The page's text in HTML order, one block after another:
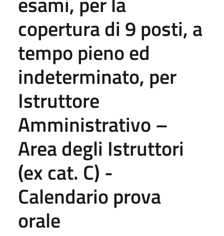
copertura di 9 posti, a
tempo pieno ed
indeterminato, per
Istruttore
Amministrativo –
Area degli Istruttori
(ex cat. C) -
Calendario prova
orale